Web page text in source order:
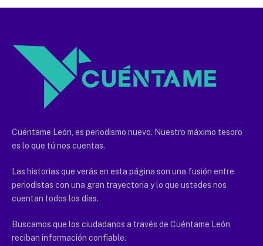
Cuéntame León, es periodismo nuevo. Nuestro máximo tesoro
es lo que tú nos cuentas.
Las historias que verás en esta página son una fusión entre
periodistas con una gran trayectoria y lo que ustedes nos
cuentan todos los días.
Buscamos que los ciudadanos a través de Cuéntame León
reciban información confiable.